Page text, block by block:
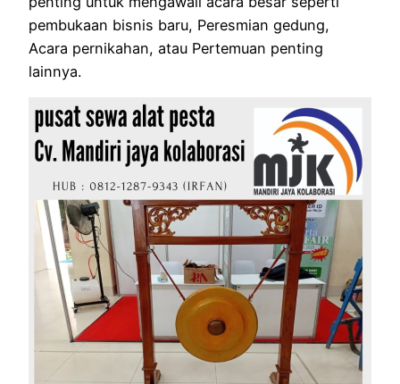
pembukaan bisnis baru, Peresmian gedung,
Acara pernikahan, atau Pertemuan penting
lainnya.